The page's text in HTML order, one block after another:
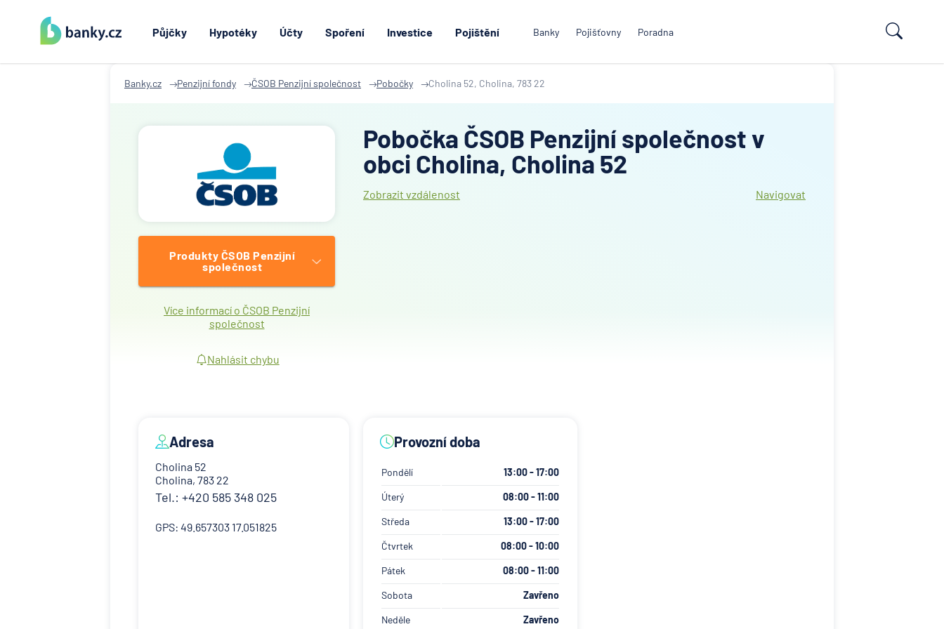
Půjčky Hypotéky Účty Spoření Investice Pojištění Banky Pojišťovny Poradna
Banky.cz Penzijní fondy ČSOB Penzijní společnost Pobočky Cholina 52, Cholina, 783 22
Produkty ČSOB Penzijní
společnost
Více informací o ČSOB Penzijní
společnost
Nahlásit chybu
Pobočka ČSOB Penzijní společnost v
obci Cholina, Cholina 52
Zobrazit vzdálenost Navigovat
Adresa
Cholina 52
Cholina, 783 22
Tel.: +420 585 348 025
GPS: 49.657303 17.051825
Provozní doba
Pondělí 13:00 - 17:00
Úterý 08:00 - 11:00
Středa 13:00 - 17:00
Čtvrtek 08:00 - 10:00
Pátek 08:00 - 11:00
Sobota Zavřeno
Neděle Zavřeno